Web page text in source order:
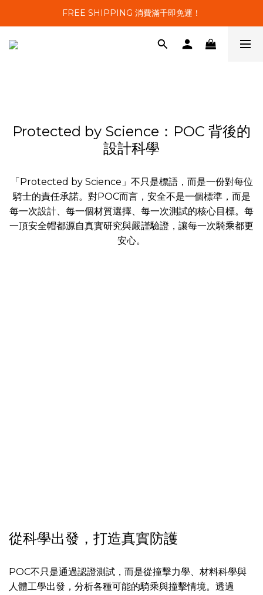
FREE SHIPPING 消費滿千即免運！
Protected by Science：POC 背後的
設計科學
「Protected by Science」不只是標語，而是一份對每位
騎士的責任承諾。對POC而言，安全不是一個標準，而是
每一次設計、每一個材質選擇、每一次測試的核心目標。每
一頂安全帽都源自真實研究與嚴謹驗證，讓每一次騎乘都更
安心。
從科學出發，打造真實防護
POC不只是通過認證測試，而是從撞擊力學、材料科學與
人體工學出發，分析各種可能的騎乘與撞擊情境。透過